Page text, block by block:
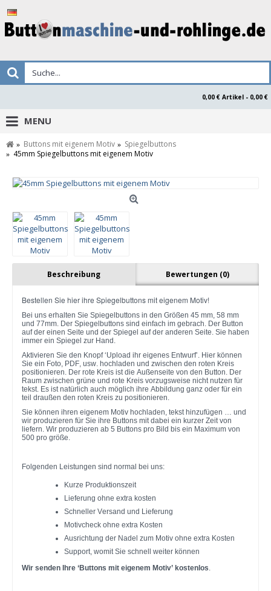
0,00 € Artikel - 0,00 €
MENU
Buttons mit eigenem Motiv
Spiegelbuttons
45mm Spiegelbuttons mit eigenem Motiv
Beschreibung Bewertungen (0)
Bestellen Sie hier ihre Spiegelbuttons mit eigenem Motiv!
Bei uns erhalten Sie Spiegelbuttons in den Größen 45 mm, 58 mm
und 77mm. Der Spiegelbuttons sind einfach im gebrach. Der Button
auf der einen Seite und der Spiegel auf der anderen Seite. Sie haben
immer ein Spiegel zur Hand.
Aktivieren Sie den Knopf ‘Upload ihr eigenes Entwurf’. Hier können
Sie ein Foto, PDF, usw. hochladen und zwischen den roten Kreis
positionieren. Der rote Kreis ist die Außenseite von den Button. Der
Raum zwischen grüne und rote Kreis vorzugsweise nicht nutzen für
tekst. Es ist natürlich auch möglich ihre Abbildung ganz oder für ein
teil draußen den roten Kreis zu positionieren.
Sie können ihren eigenem Motiv hochladen, tekst hinzufügen … und
wir produzieren für Sie ihre Buttons mit dabei ein kurzer Zeit von
liefern. Wir produzieren ab 5 Buttons pro Bild bis ein Maximum von
500 pro größe.
Folgenden Leistungen sind normal bei uns:
Kurze Produktionszeit
Lieferung ohne extra kosten
Schneller Versand und Lieferung
Motivcheck ohne extra Kosten
Ausrichtung der Nadel zum Motiv ohne extra Kosten
Support, womit Sie schnell weiter können
Wir senden Ihre ‘Buttons mit eigenem Motiv’ kostenlos.